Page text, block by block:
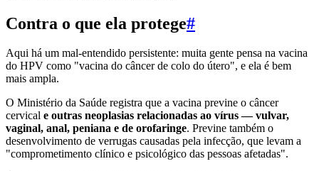
Contra o que ela protege#
Aqui há um mal-entendido persistente: muita gente pensa na vacina
do HPV como "vacina do câncer de colo do útero", e ela é bem
mais ampla.
O Ministério da Saúde registra que a vacina previne o câncer
cervical e outras neoplasias relacionadas ao vírus — vulvar,
vaginal, anal, peniana e de orofaringe. Previne também o
desenvolvimento de verrugas causadas pela infecção, que levam a
"comprometimento clínico e psicológico das pessoas afetadas".